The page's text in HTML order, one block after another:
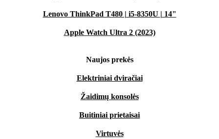
Lenovo ThinkPad T480 | i5-8350U | 14"
Apple Watch Ultra 2 (2023)
Naujos prekės
Elektriniai dviračiai
Žaidimų konsolės
Buitiniai prietaisai
Virtuvės